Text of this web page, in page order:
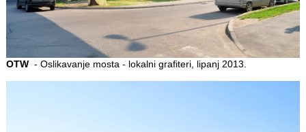
OTW - Oslikavanje mosta - lokalni grafiteri, lipanj 2013.